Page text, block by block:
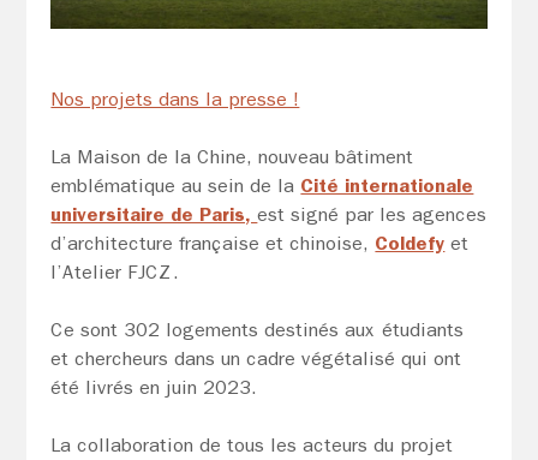
Nos projets dans la presse !
La Maison de la Chine, nouveau bâtiment
emblématique au sein de la Cité internationale
universitaire de Paris,est signé par les agences
d’architecture française et chinoise, Coldefy et
l’Atelier FJCZ.
Ce sont 302 logements destinés aux étudiants
et chercheurs dans un cadre végétalisé qui ont
été livrés en juin 2023.
La collaboration de tous les acteurs du projet